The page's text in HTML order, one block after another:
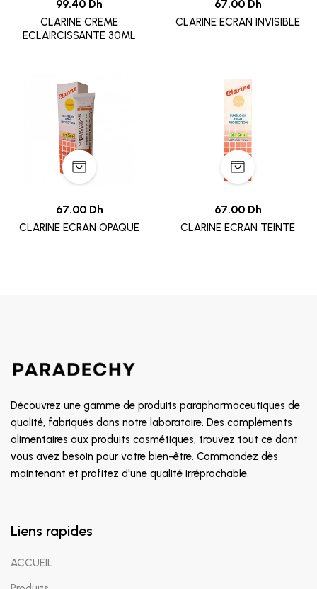
99.40 Dh
CLARINE CREME
ECLAIRCISSANTE 30ML
67.00 Dh
CLARINE ECRAN INVISIBLE
67.00 Dh
CLARINE ECRAN OPAQUE
67.00 Dh
CLARINE ECRAN TEINTE
Découvrez une gamme de produits parapharmaceutiques de
qualité, fabriqués dans notre laboratoire. Des compléments
alimentaires aux produits cosmétiques, trouvez tout ce dont
vous avez besoin pour votre bien-être. Commandez dès
maintenant et profitez d'une qualité irréprochable.
Liens rapides
ACCUEIL